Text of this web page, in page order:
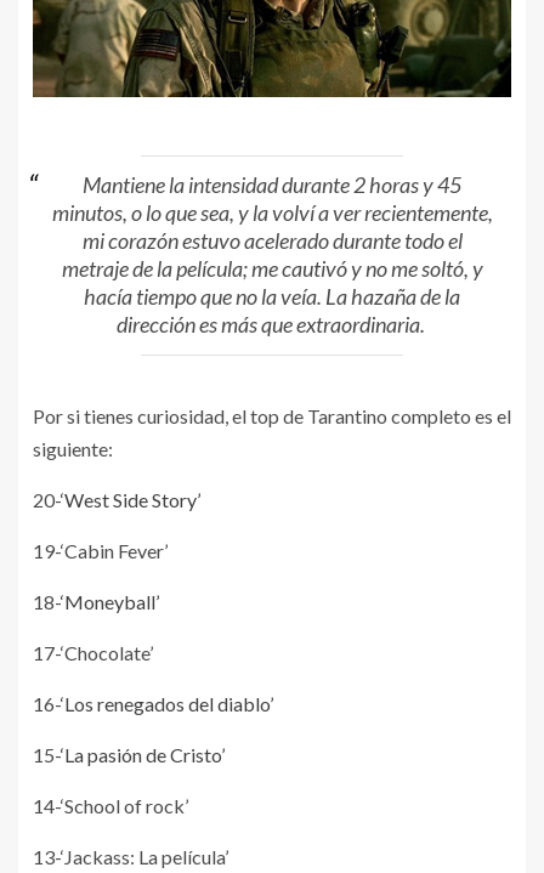
Mantiene la intensidad durante 2 horas y 45
minutos, o lo que sea, y la volví a ver recientemente,
mi corazón estuvo acelerado durante todo el
metraje de la película; me cautivó y no me soltó, y
hacía tiempo que no la veía. La hazaña de la
dirección es más que extraordinaria.
Por si tienes curiosidad, el top de Tarantino completo es el
siguiente:
20-‘West Side Story’
19-‘Cabin Fever’
18-‘Moneyball’
17-‘Chocolate’
16-‘Los renegados del diablo’
15-‘La pasión de Cristo’
14-‘School of rock’
13-‘Jackass: La película’